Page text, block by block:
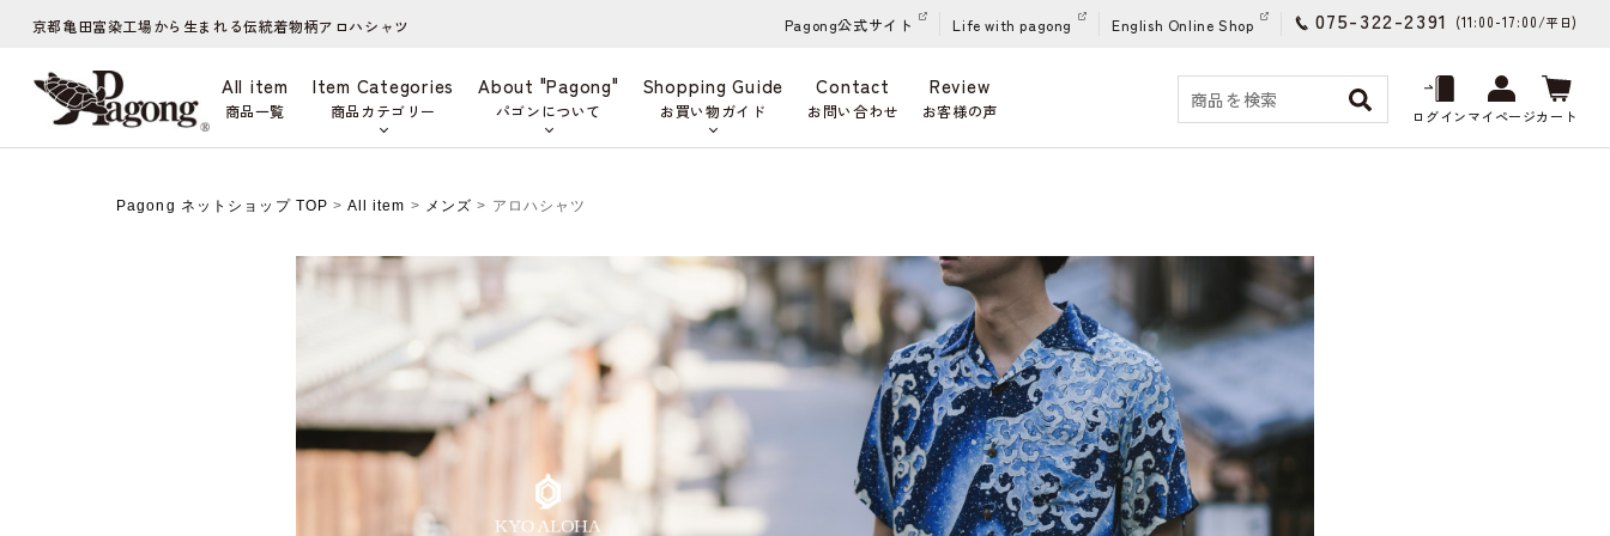
京都亀田富染工場から生まれる伝統着物柄アロハシャツ Pagong公式サイト Life with pagong English Online Shop 075-322-2391 (11:00-17:00/平日)
All item
商品一覧
Item Categories
商品カテゴリー
About "Pagong"
パゴンについて
Shopping Guide
お買い物ガイド
Contact
お問い合わせ
Review
お客様の声 ログインマイページカート
Pagong ネットショップ TOP > All item > メンズ > アロハシャツ